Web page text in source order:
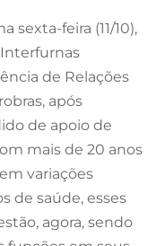
sexta-feira (11/10),
de Relações
após
de apoio de
mais de 20 anos
variações
de saúde, esses
agora, sendo